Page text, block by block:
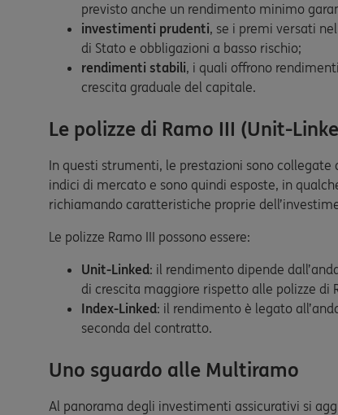
previsto anche un rendimento minimo
investimenti prudenti, se i premi versati
di Stato e obbligazioni a basso rischio;
rendimenti stabili, i quali offrono
crescita graduale del capitale.
Le polizze di Ramo III (Unit-
In questi strumenti, le prestazioni sono
indici di mercato e sono quindi esposte, in
richiamando caratteristiche proprie
Le polizze Ramo III possono essere:
Unit-Linked: il rendimento dipende
di crescita maggiore rispetto alle polizze di
Index-Linked: il rendimento è legato
seconda del contratto.
Uno sguardo alle Multiramo
Al panorama degli investimenti assicurativi si